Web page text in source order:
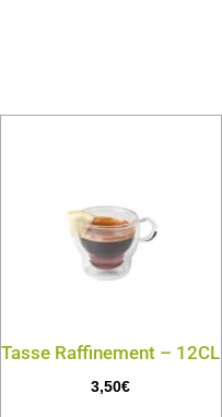
Tasse Raffinement – 12CL
3,50€